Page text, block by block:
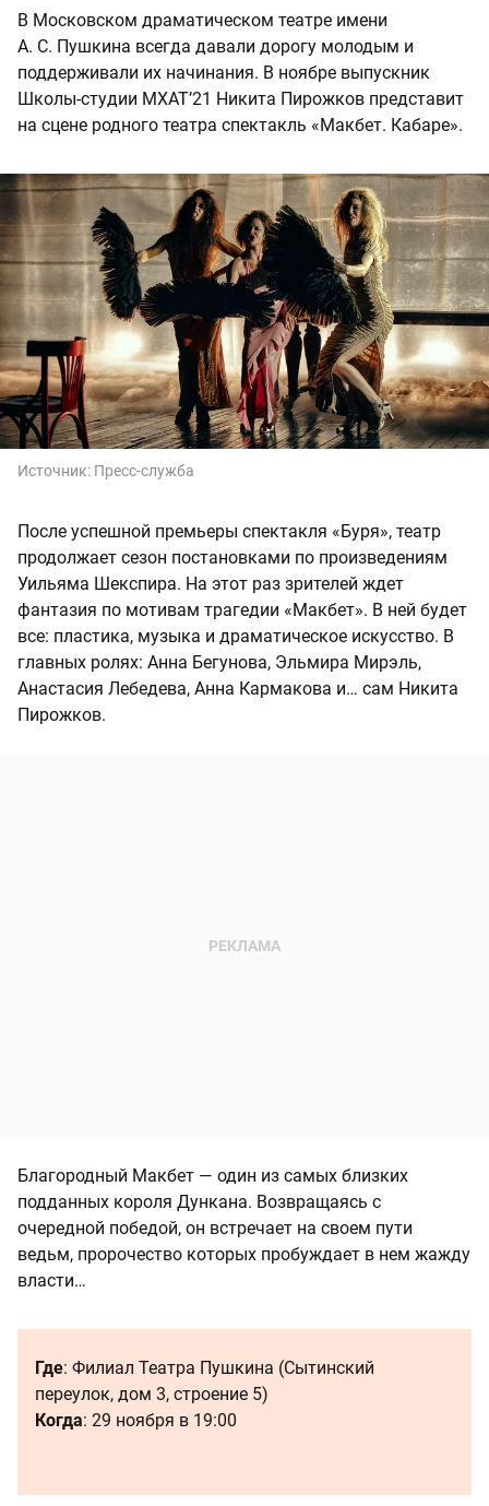
В Московском драматическом театре имени
А. С. Пушкина всегда давали дорогу молодым и
поддерживали их начинания. В ноябре выпускник
Школы-студии МХАТ’21 Никита Пирожков представит
на сцене родного театра спектакль «Макбет. Кабаре».
Источник: Пресс-служба
После успешной премьеры спектакля «Буря», театр
продолжает сезон постановками по произведениям
Уильяма Шекспира. На этот раз зрителей ждет
фантазия по мотивам трагедии «Макбет». В ней будет
все: пластика, музыка и драматическое искусство. В
главных ролях: Анна Бегунова, Эльмира Мирэль,
Анастасия Лебедева, Анна Кармакова и… сам Никита
Пирожков.
Благородный Макбет — один из самых близких
подданных короля Дункана. Возвращаясь с
очередной победой, он встречает на своем пути
ведьм, пророчество которых пробуждает в нем жажду
власти…
Где: Филиал Театра Пушкина (Сытинский
переулок, дом 3, строение 5)
Когда: 29 ноября в 19:00